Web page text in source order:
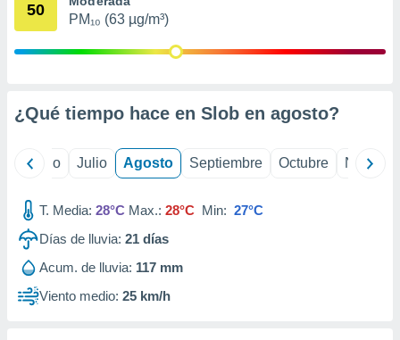
publicidad
publicidad
1199
50
PM₁₀ (63 µg/m³)
¿Qué tiempo hace en Slob en agosto?
Junio Julio Agosto Septiembre Octubre
T. Media: 28°C Max.: 28°C Min: 27°C
Días de lluvia: 21 días
Acum. de lluvia: 117 mm
Viento medio: 25 km/h